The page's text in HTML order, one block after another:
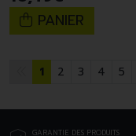
PANIER
1 2 3 4 5
GARANTIE DES PRODUITS